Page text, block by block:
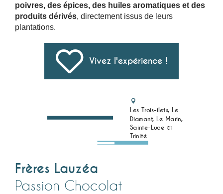
poivres, des épices, des huiles aromatiques et des
produits dérivés, directement issus de leurs
plantations.
Vivez l'expérience !
Les Trois-îlets, Le
Diamant, Le Marin,
Sainte-Luce et
Trinité
Frères Lauzéa
Passion Chocolat